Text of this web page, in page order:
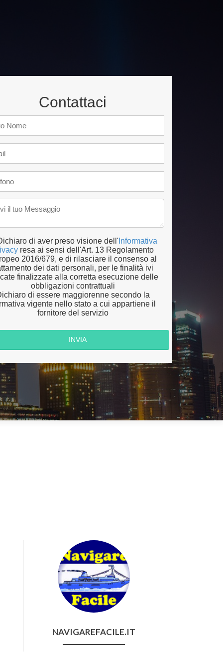
Contattaci
di aver preso visione dell'Informativa
resa ai sensi dell'Art. 13 Regolamento
2016/679, e di rilasciare il consenso al
dei dati personali, per le finalità ivi
finalizzate alla corretta esecuzione delle
obbligazioni contrattuali
di essere maggiorenne secondo la
vigente nello stato a cui appartiene il
fornitore del servizio
NAVIGAREFACILE.IT